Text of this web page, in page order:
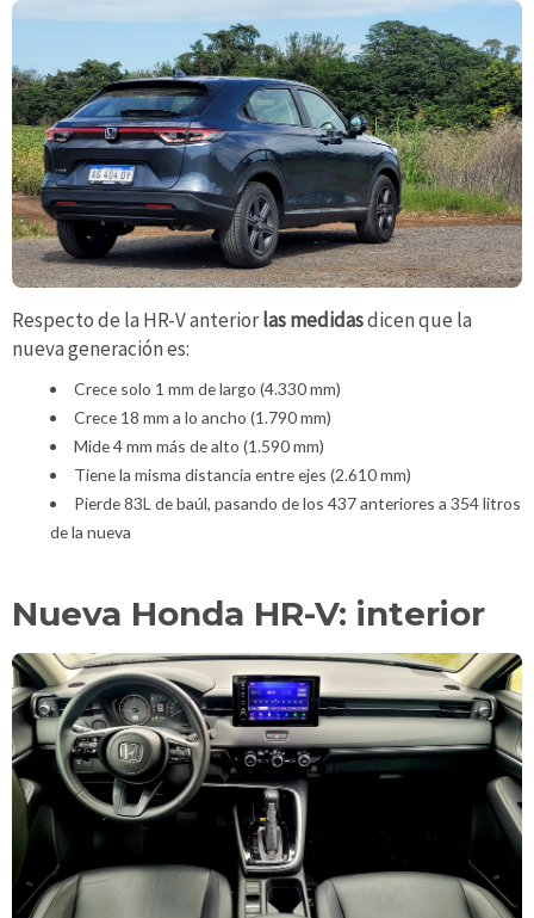
Respecto de la HR-V anteriorlas medidasdicen que la
nueva generación es:
Crece solo 1 mm de largo (4.330 mm)
Crece 18 mm a lo ancho (1.790 mm)
Mide 4 mm más de alto (1.590 mm)
Tiene la misma distancia entre ejes (2.610 mm)
Pierde 83L de baúl, pasando de los 437 anteriores a 354 litros
de la nueva
Nueva Honda HR-V: interior